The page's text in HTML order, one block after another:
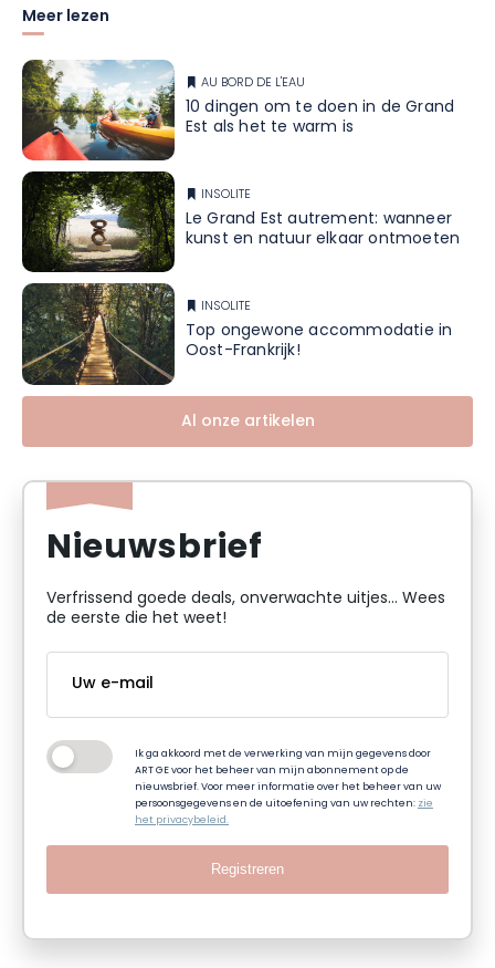
Meer lezen
AU BORD DE L'EAU
10 dingen om te doen in de Grand
Est als het te warm is
INSOLITE
Le Grand Est autrement: wanneer
kunst en natuur elkaar ontmoeten
INSOLITE
Top ongewone accommodatie in
Oost-Frankrijk!
Al onze artikelen
Nieuwsbrief
Verfrissend goede deals, onverwachte uitjes... Wees
de eerste die het weet!
Ik ga akkoord met de verwerking van mijn gegevens door
ART GE voor het beheer van mijn abonnement op de
nieuwsbrief. Voor meer informatie over het beheer van uw
persoonsgegevens en de uitoefening van uw rechten: zie
het privacybeleid.
Registreren